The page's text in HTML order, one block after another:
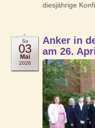
diesjährige
So
03
Mai
2026
Anker in
am 26.